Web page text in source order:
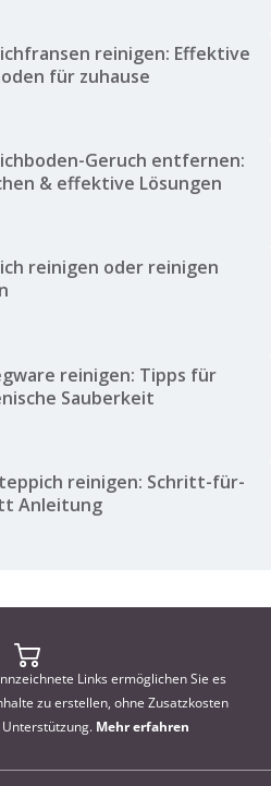
reinigen: Effektive
für zuhause
Geruch entfernen:
& effektive Lösungen
reinigen oder reinigen
reinigen: Tipps für
Sauberkeit
reinigen: Schritt-für-
Anleitung
Links ermöglichen Sie es
zu erstellen, ohne Zusatzkosten
Mehr erfahren